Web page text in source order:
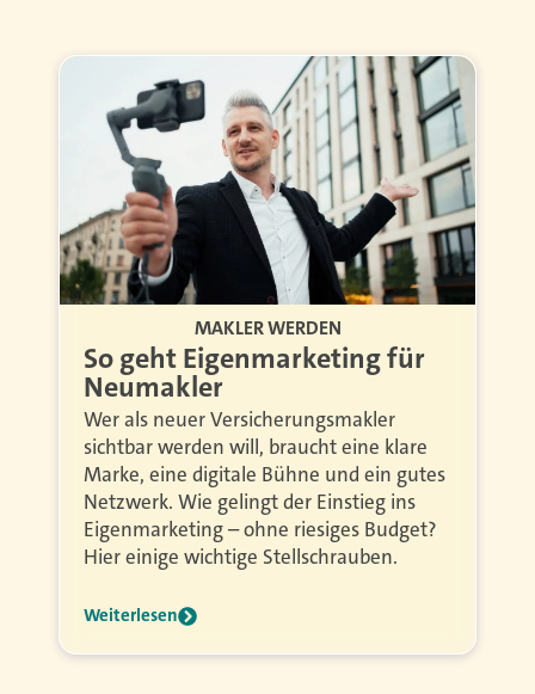
MAKLER WERDEN
So geht Eigenmarketing für
Neumakler
Wer als neuer Versicherungsmakler
sichtbar werden will, braucht eine klare
Marke, eine digitale Bühne und ein gutes
Netzwerk. Wie gelingt der Einstieg ins
Eigenmarketing – ohne riesiges Budget?
Hier einige wichtige Stellschrauben.
Weiterlesen